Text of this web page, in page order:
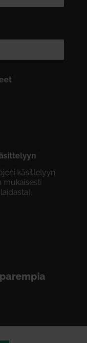
*
*
käsittelyyn
mukaisesti